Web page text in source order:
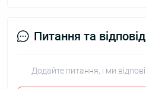
Питання та
Додайте питання, і ми